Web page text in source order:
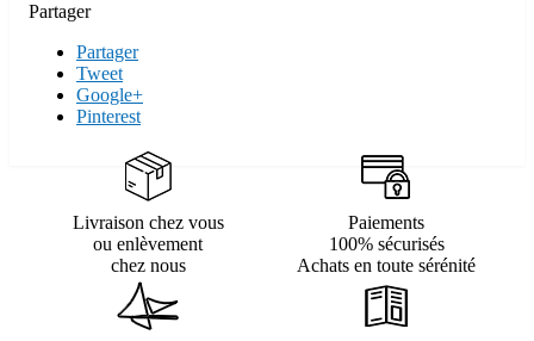
Partager
Partager
Tweet
Google+
Pinterest
Livraison chez vous
ou enlèvement
chez nous
Paiements
100% sécurisés
Achats en toute sérénité